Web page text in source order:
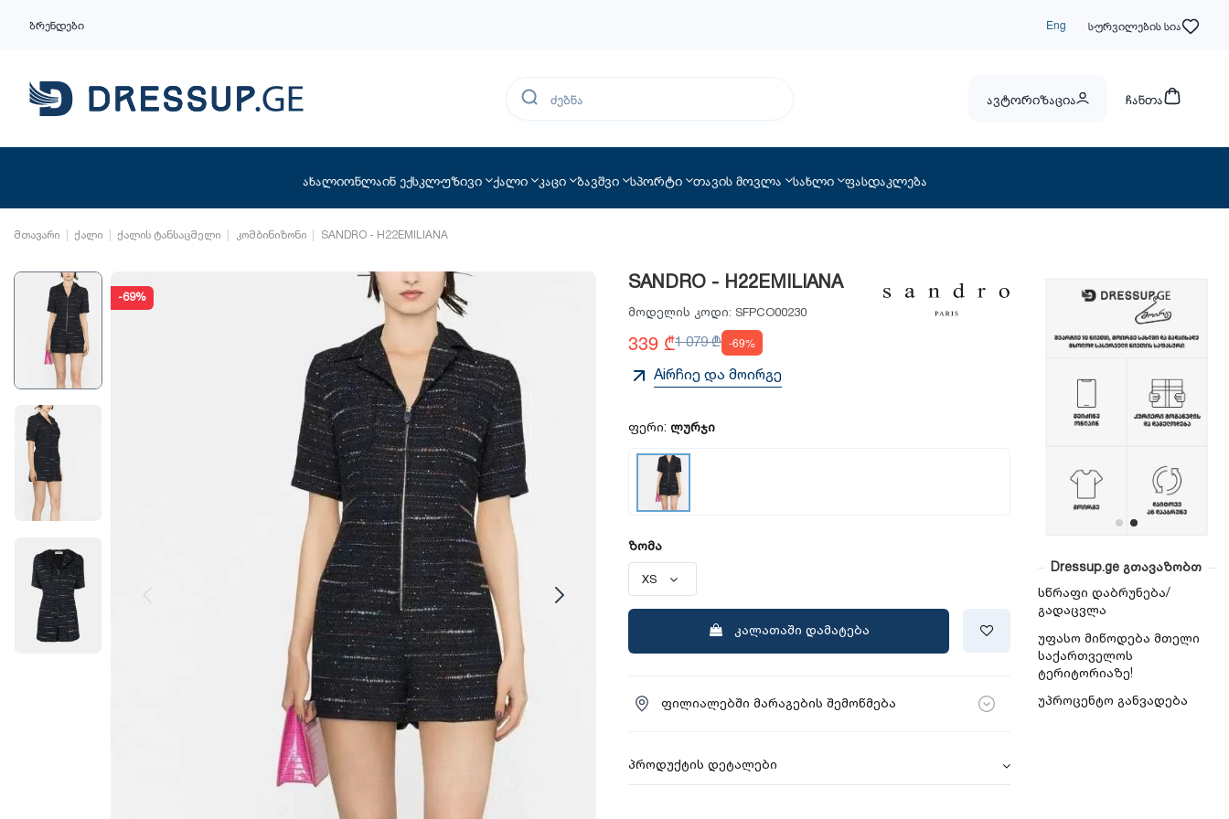
ბრენდები Eng სურვილების სია
ავტორიზაცია ჩანთა
ახალიონლაინ ექსკლუზივი ქალი კაცი ბავშვი სპორტი თავის მოვლა სახლი ფასდაკლება
მთავარი ქალი ქალის ტანსაცმელი კომბინიზონი SANDRO - H22EMILIANA
-69%
SANDRO - H22EMILIANA
მოდელის კოდი: SFPCO00230
339 ₾1 079 ₾ -69%
Aiრჩიე და მოირგე
ფერი: ლურჯი
ზომა
კალათაში დამატება
ფილიალებში მარაგების შემოწმება
პროდუქტის დეტალები
Dressup.ge გთავაზობთ
სწრაფი დაბრუნება/
გადაცვლა
უფასო მიწოდება მთელი
საქართველოს
ტერიტორიაზე!
უპროცენტო განვადება